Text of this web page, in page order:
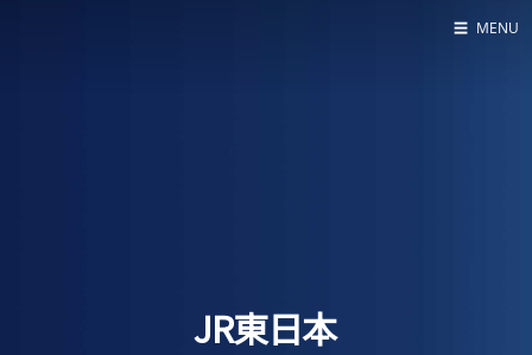
☰ MENU
JR東日本